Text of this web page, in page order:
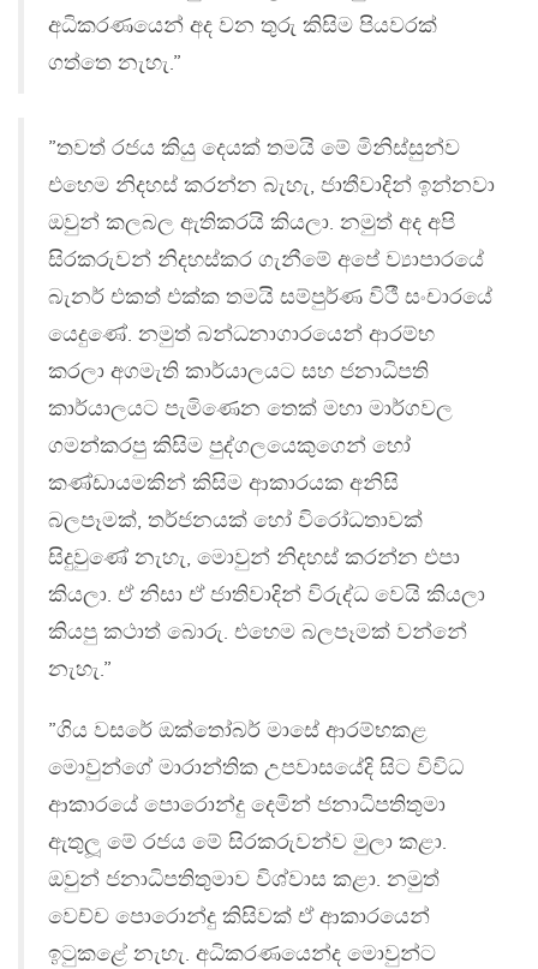
අධිකරණයෙන් අද වන තුරු කිසිම පියවරක්
ගත්තෙ නැහැ.”
”තවත් රජය කියු දෙයක් තමයි මේ මිනිස්සුන්ව
එහෙම නිදහස් කරන්න බැහැ, ජාතීවාදින් ඉන්නවා
ඔවුන් කලබල ඇතිකරයි කියලා. නමුත් අද අපි
සිරකරුවන් නිදහස්කර ගැනීමේ අපේ ව්‍යාපාරයේ
බැනර් එකත් එක්ක තමයි සම්පුර්ණ විථී සංචාරයේ
යෙදුණේ. නමුත් බන්ධනාගාරයෙන් ආරම්භ
කරලා අගමැති කාර්යාලයට සහ ජනාධිපති
කාර්යාලයට පැමිණෙන තෙක් මහා මාර්ගවල
ගමන්කරපු කිසිම පුද්ගලයෙකුගෙන් හෝ
කණ්ඩායමකින් කිසිම ආකාරයක අනිසි
බලපෑමක්, තර්ජනයක් හෝ විරෝධතාවක්
සිදුවුණේ නැහැ, මොවුන් නිදහස් කරන්න එපා
කියලා. ඒ නිසා ඒ ජාතිවාදින් විරුද්ධ වෙයි කියලා
කියපු කථාත් බොරු. එහෙම බලපෑමක් වන්නේ
නැහැ.”
”ගිය වසරේ ඔක්තෝබර් මාසේ ආරම්භකළ
මොවුන්ගේ මාරාන්තික උපවාසයේදි සිට විවිධ
ආකාරයේ පොරොන්දු දෙමින් ජනාධිපතිතුමා
ඇතුලූ මේ රජය මේ සිරකරුවන්ව මුලා කළා.
ඔවුන් ජනාධිපතිතුමාව විශ්වාස කළා. නමුත්
වෙච්ච පොරොන්දු කිසිවක් ඒ ආකාරයෙන්
ඉටුකළේ නැහැ. අධිකරණයෙන්ද මොවුන්ට